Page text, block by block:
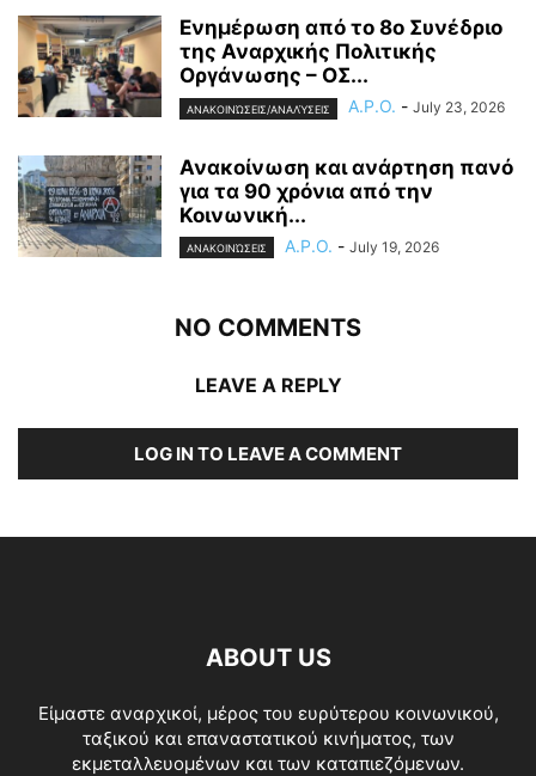
Ενημέρωση από το 8ο Συνέδριο
της Αναρχικής Πολιτικής
Οργάνωσης – ΟΣ...
ΑΝΑΚΟΙΝΏΣΕΙΣ/ΑΝΑΛΎΣΕΙΣ A.P.O. - July 23, 2026
Ανακοίνωση και ανάρτηση πανό
για τα 90 χρόνια από την
Κοινωνική...
ΑΝΑΚΟΙΝΏΣΕΙΣ A.P.O. - July 19, 2026
NO COMMENTS
LEAVE A REPLY
LOG IN TO LEAVE A COMMENT
ABOUT US
Είμαστε αναρχικοί, μέρος του ευρύτερου κοινωνικού,
ταξικού και επαναστατικού κινήματος, των
εκμεταλλευομένων και των καταπιεζόμενων.